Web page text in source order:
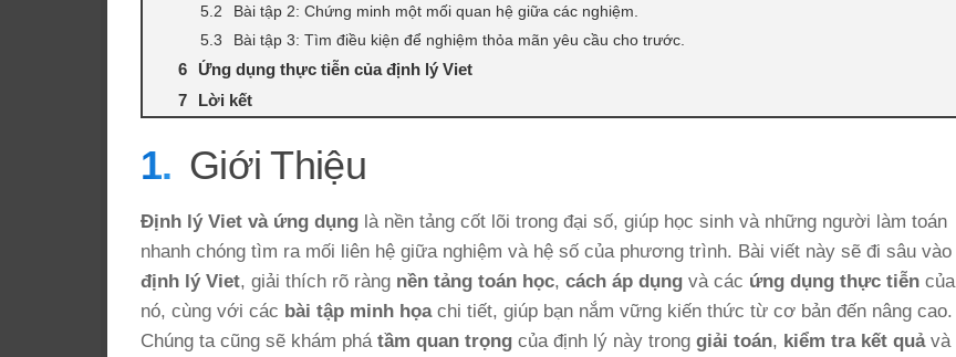
Bài tập 2: Chứng minh một mối quan hệ giữa các nghiệm.
Bài tập 3: Tìm điều kiện để nghiệm thỏa mãn yêu cầu cho trước.
Ứng dụng thực tiễn của định lý Viet
Lời kết
Giới Thiệu
Định lý Viet và ứng dụng là nền tảng cốt lõi trong đại số, giúp học sinh và những người làm toán
nhanh chóng tìm ra mối liên hệ giữa nghiệm và hệ số của phương trình. Bài viết này sẽ đi sâu vào
định lý Viet, giải thích rõ ràng nền tảng toán học, cách áp dụng và các ứng dụng thực tiễn của
nó, cùng với các bài tập minh họachi tiết, giúp bạn nắm vững kiến thức từ cơ bản đến nâng cao.
Chúng ta cũng sẽ khám phá tầm quan trọng của định lý này trong giải toán, kiểm tra kết quảvà